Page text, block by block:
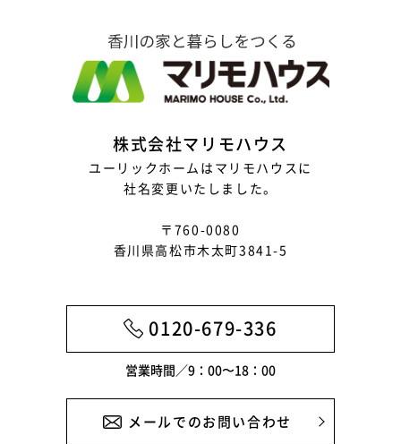
株式会社マリモハウス
ユーリックホームはマリモハウスに
社名変更いたしました。
〒760-0080
香川県高松市木太町3841-5
0120-679-336
営業時間／9：00〜18：00
メールでのお問い合わせ